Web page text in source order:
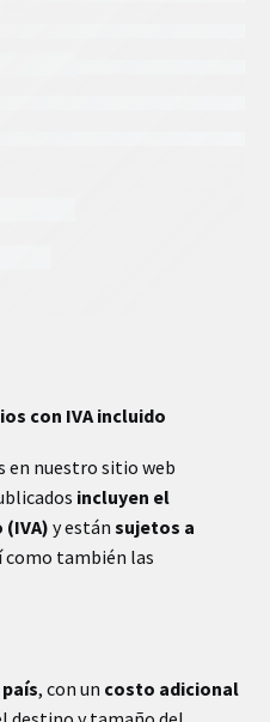
con IVA incluido
en nuestro sitio web
incluyen el
y están sujetos a
como también las
, con un costo adicional